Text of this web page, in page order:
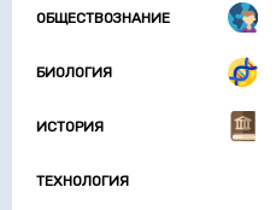
ОБЩЕСТВОЗНАНИЕ
БИОЛОГИЯ
ИСТОРИЯ
ТЕХНОЛОГИЯ